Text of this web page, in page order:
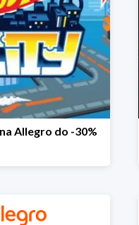
Allegro do -30%